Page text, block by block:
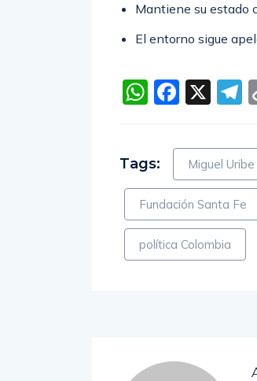
Mantiene su estado
El entorno sigue
X
Tags: Miguel
Fundación Santa Fe
política Colombia